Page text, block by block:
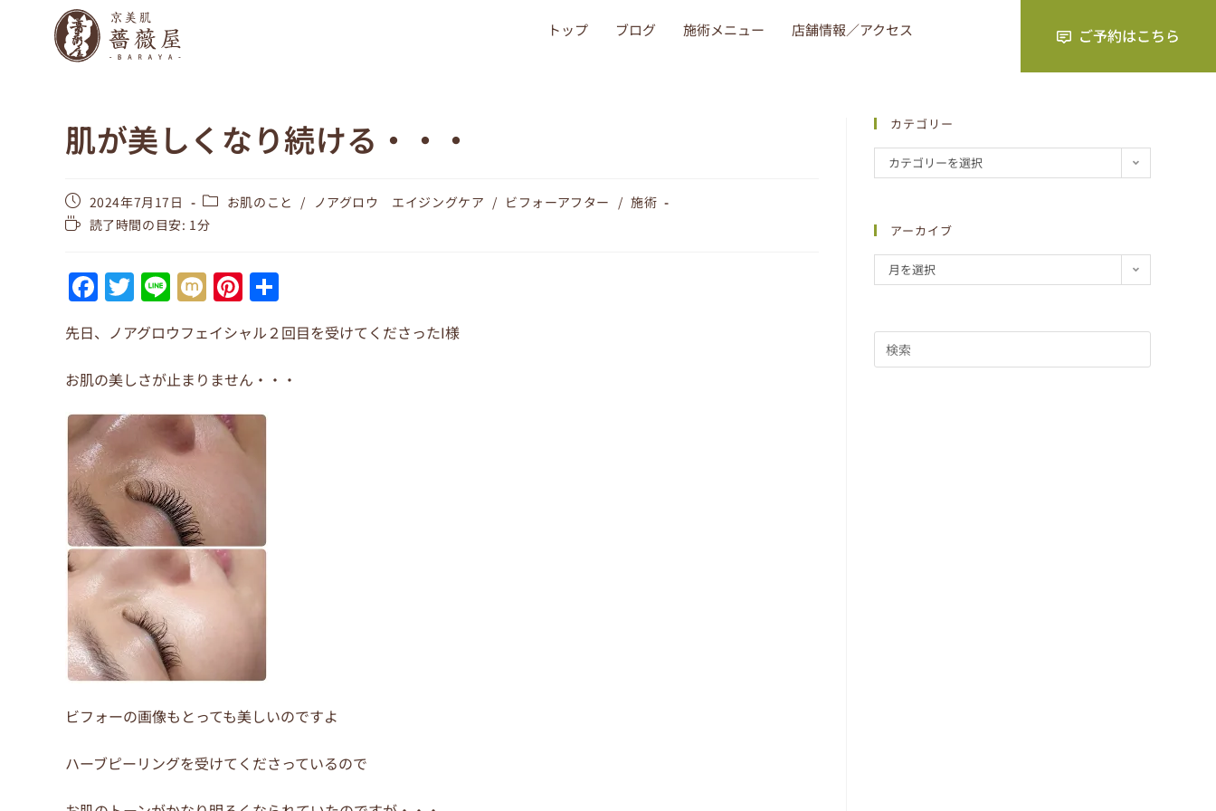
トップ ブログ 施術メニュー 店舗情報／アクセス
肌が美しくなり続ける・・・
2024年7月17日 お肌のこと / ノアグロウ エイジングケア / ビフォーアフター / 施術
読了時間の目安: 1分
F
a
c
e
b
o
o
k
T
w
itt
er
Li
n
e
M
ix
i
Pi
nt
er
e
st
有
先日、ノアグロウフェイシャル２回目を受けてくださったI様
お肌の美しさが止まりません・・・
ビフォーの画像もとっても美しいのですよ
ハーブピーリングを受けてくださっているので
カテゴリー
カテゴリーを選択
アーカイブ
月を選択